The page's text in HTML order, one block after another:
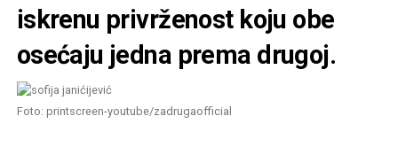
iskrenu privrženost koju obe
osećaju jedna prema drugoj.
Foto: printscreen-youtube/zadrugaofficial